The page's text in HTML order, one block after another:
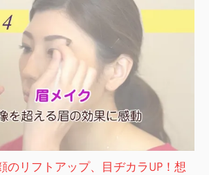
のリフトアップ、目ヂカラUP！想